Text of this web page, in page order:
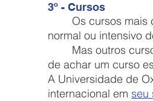
3º - Cursos
normal ou intensivo
de achar um curso
A Universidade de
internacional em seu